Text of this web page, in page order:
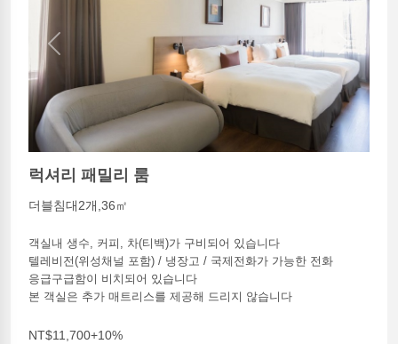
Previous Next
럭셔리 패밀리 룸
더블침대2개,36㎡
객실내 생수, 커피, 차(티백)가 구비되어 있습니다
텔레비전(위성채널 포함) / 냉장고 / 국제전화가 가능한 전화
응급구급함이 비치되어 있습니다
본 객실은 추가 매트리스를 제공해 드리지 않습니다
NT$11,700+10%